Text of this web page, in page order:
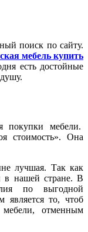
поиск по сайту.
мебель купить
есть достойные
покупки мебели.
стоимость». Она
лучшая. Так как
в нашей стране. В
по выгодной
является то, чтоб
мебели, отменным